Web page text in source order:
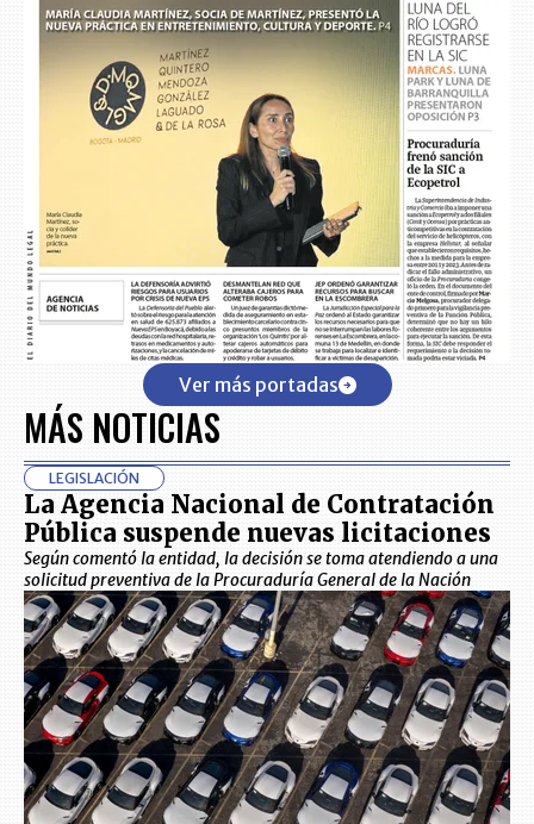
Ver más portadas
MÁS NOTICIAS
LEGISLACIÓN
La Agencia Nacional de Contratación
Pública suspende nuevas licitaciones
Según comentó la entidad, la decisión se toma atendiendo a una
solicitud preventiva de la Procuraduría General de la Nación